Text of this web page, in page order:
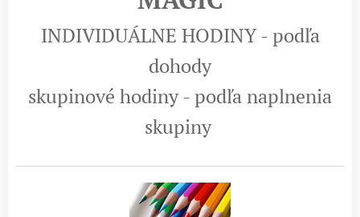
INDIVIDUÁLNE HODINY - podľa
dohody
skupinové hodiny - podľa naplnenia
skupiny